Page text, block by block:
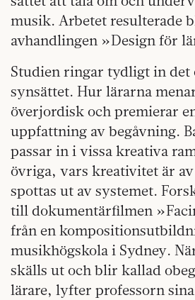
musik. Arbetet resulterade
avhandlingen »Design för
Studien ringar tydligt in det
synsättet. Hur lärarna
överjordisk och premierar
uppfattning av begåvning.
passar in i vissa kreativa
övriga, vars kreativitet är
spottas ut av systemet.
till dokumentärfilmen
från en
musikhögskola i Sydney.
skälls ut och blir kallad
lärare, lyfter professorn